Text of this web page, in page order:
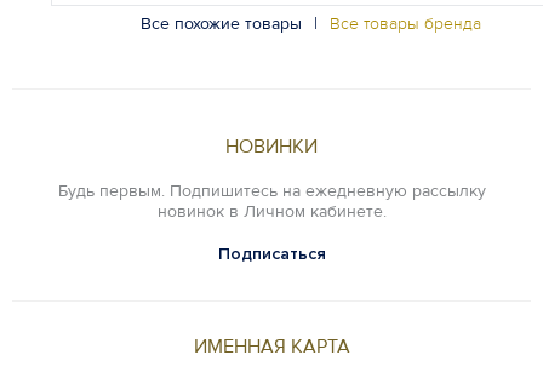
Все похожие товары | Все товары бренда
НОВИНКИ
Будь первым. Подпишитесь на ежедневную рассылку
новинок в Личном кабинете.
Подписаться
ИМЕННАЯ КАРТА